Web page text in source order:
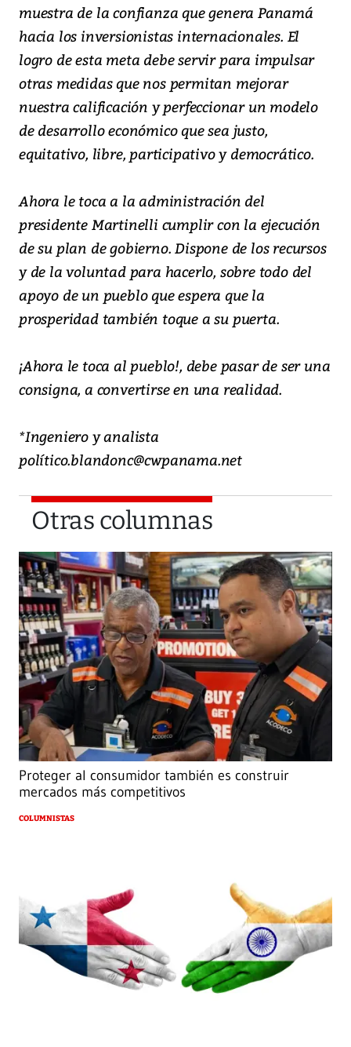
muestra de la confianza que genera Panamá
hacia los inversionistas internacionales. El
logro de esta meta debe servir para impulsar
otras medidas que nos permitan mejorar
nuestra calificación y perfeccionar un modelo
de desarrollo económico que sea justo,
equitativo, libre, participativo y democrático.
Ahora le toca a la administración del
presidente Martinelli cumplir con la ejecución
de su plan de gobierno. Dispone de los recursos
y de la voluntad para hacerlo, sobre todo del
apoyo de un pueblo que espera que la
prosperidad también toque a su puerta.
¡Ahora le toca al pueblo!, debe pasar de ser una
consigna, a convertirse en una realidad.
*Ingeniero y analista
político.blandonc@cwpanama.net
Otras columnas
Proteger al consumidor también es construir
mercados más competitivos
COLUMNISTAS